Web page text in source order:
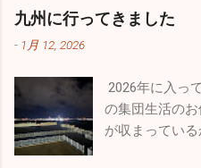
学以外でも色々
めてでクルー
した。公にで
ますが、内部の
「リリィ」は疲
ンビリ、ゆっ
ースで日向ぼ
の大手術をし
「手洗い」「う
初飛びのため
きました。
九州に行ってきました
- 1月 12, 2026
2026年に入っ
の集団生活の
が収まっている